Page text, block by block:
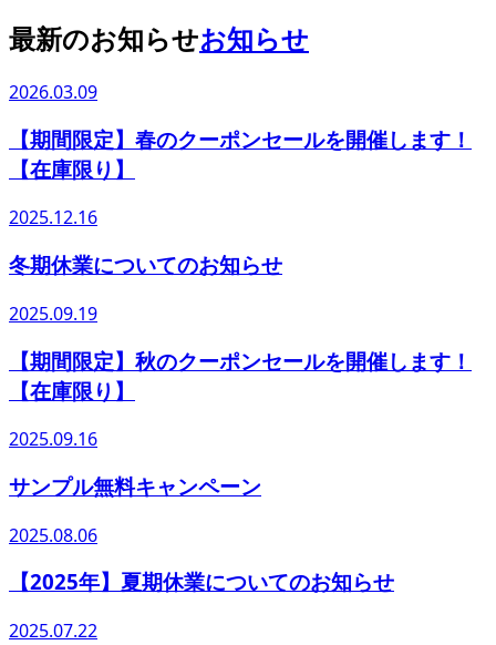
最新のお知らせお知らせ
2026.03.09
【期間限定】春のクーポンセールを開催します！
【在庫限り】
2025.12.16
冬期休業についてのお知らせ
2025.09.19
【期間限定】秋のクーポンセールを開催します！
【在庫限り】
2025.09.16
サンプル無料キャンペーン
2025.08.06
【2025年】夏期休業についてのお知らせ
2025.07.22